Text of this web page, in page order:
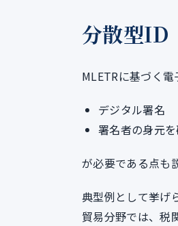
分散型ID
MLETRに基づく電
デジタル署名
署名者の身元
が必要である点も
典型例として挙げ
貿易分野では、税